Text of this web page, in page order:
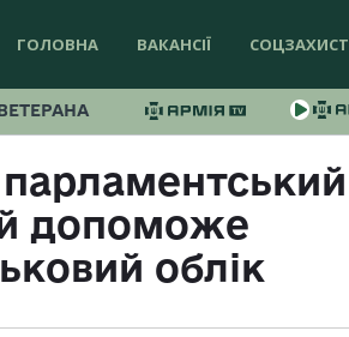
ГОЛОВНА ВАКАНСІЇ СОЦЗАХИСТ
допоможе
облік